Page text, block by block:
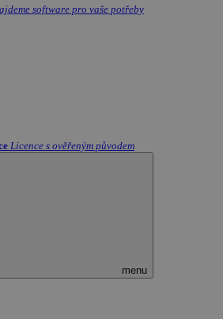
software pro vaše potřeby
Licence s ověřeným původem
menu